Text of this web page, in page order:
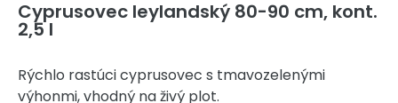
Cyprusovec leylandský 80-90 cm, kont.
2,5 l
Rýchlo rastúci cyprusovec s tmavozelenými
výhonmi, vhodný na živý plot.